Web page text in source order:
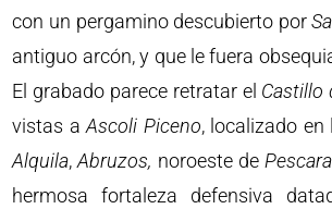
con un pergamino descubierto por
antiguo arcón, y que le fuera
El grabado parece retratar el Castillo
vistas aAscoli Piceno, localizado
Alquila,Abruzos, noroeste dePescara
hermosa fortaleza defensiva